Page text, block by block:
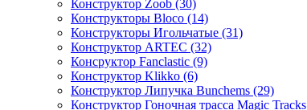
Конструктор Zoob (30)
Конструкторы Bloco (14)
Конструкторы Игольчатые (31)
Конструктор ARTEC (32)
Консруктор Fanclastic (9)
Конструктор Klikko (6)
Конструктор Липучка Bunchems (29)
Конструктор Гоночная трасса Magic Tracks